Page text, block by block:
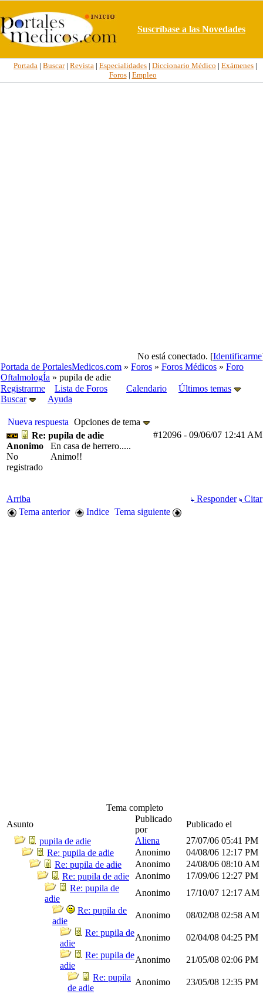
Suscríbase a las Novedades
Portada | Buscar| Revista | Especialidades | Diccionario Médico | Exámenes |
Foros| Empleo
No está conectado. [Identificarme
Portada de PortalesMedicos.com » Foros » Foros Médicos » Foro
OftalmologÍa » pupila de adie
Registrarme
Lista de Foros Calendario
Últimos temas
Buscar
Ayuda
Nueva respuesta Opciones de tema
#12096 - 09/06/07 12:41 AM
Re: pupila de adie
Anonimo
No
registrado
En casa de herrero.....
Animo!!
Arriba Responder
Citar
Tema anterior
Indice Tema siguiente
Tema completo
Asunto
Publicado
por
Publicado el
pupila de adie
Aliena 27/07/06 05:41 PM
Re: pupila de adie
Anonimo 04/08/06 12:17 PM
Re: pupila de adie
Anonimo 24/08/06 08:10 AM
Re: pupila de adie
Anonimo 17/09/06 12:27 PM
Re: pupila de
adie
Anonimo 17/10/07 12:17 AM
Re: pupila de
adie
Anonimo 08/02/08 02:58 AM
Re: pupila de
adie
Anonimo 02/04/08 04:25 PM
Re: pupila de
adie
Anonimo 21/05/08 02:06 PM
Re: pupila
de adie
Anonimo 23/05/08 12:35 PM